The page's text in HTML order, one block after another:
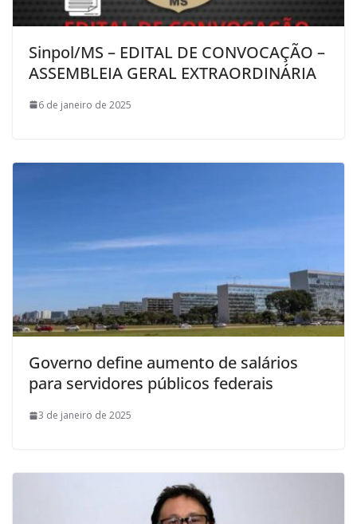
Sinpol/MS – EDITAL DE CONVOCAÇÃO –
ASSEMBLEIA GERAL EXTRAORDINÁRIA
6 de janeiro de 2025
Governo define aumento de salários
para servidores públicos federais
3 de janeiro de 2025